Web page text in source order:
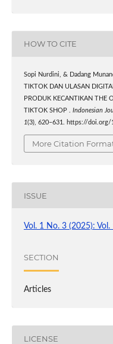
HOW TO CITE
Sopi Nurdini, & Dadang
TIKTOK DAN ULASAN
PRODUK KECANTIKAN THE
TIKTOK SHOP . Indonesian
1(3), 620–631. https://
More Citation
ISSUE
Vol. 1 No. 3 (2025):
SECTION
Articles
LICENSE